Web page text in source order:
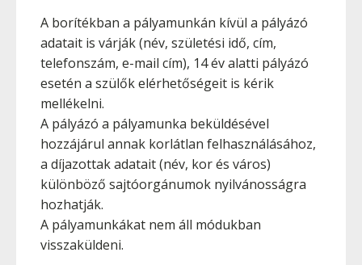
A borítékban a pályamunkán kívül a pályázó
adatait is várják (név, születési idő, cím,
telefonszám, e-mail cím), 14 év alatti pályázó
esetén a szülők elérhetőségeit is kérik
mellékelni.
A pályázó a pályamunka beküldésével
hozzájárul annak korlátlan felhasználásához,
a díjazottak adatait (név, kor és város)
különböző sajtóorgánumok nyilvánosságra
hozhatják.
A pályamunkákat nem áll módukban
visszaküldeni.